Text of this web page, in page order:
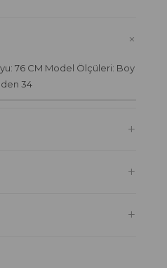
+
76 CM Model Ölçüleri: Boy
34
+
+
+